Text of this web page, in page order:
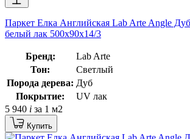
Паркет Елка Английская Lab Arte Angle
белый лак 500х90х14/3
Бренд:
Lab Arte
Тон:
Светлый
Порода дерева: Дуб
Покрытие:
UV лак
5 940 i за 1 м2
Купить